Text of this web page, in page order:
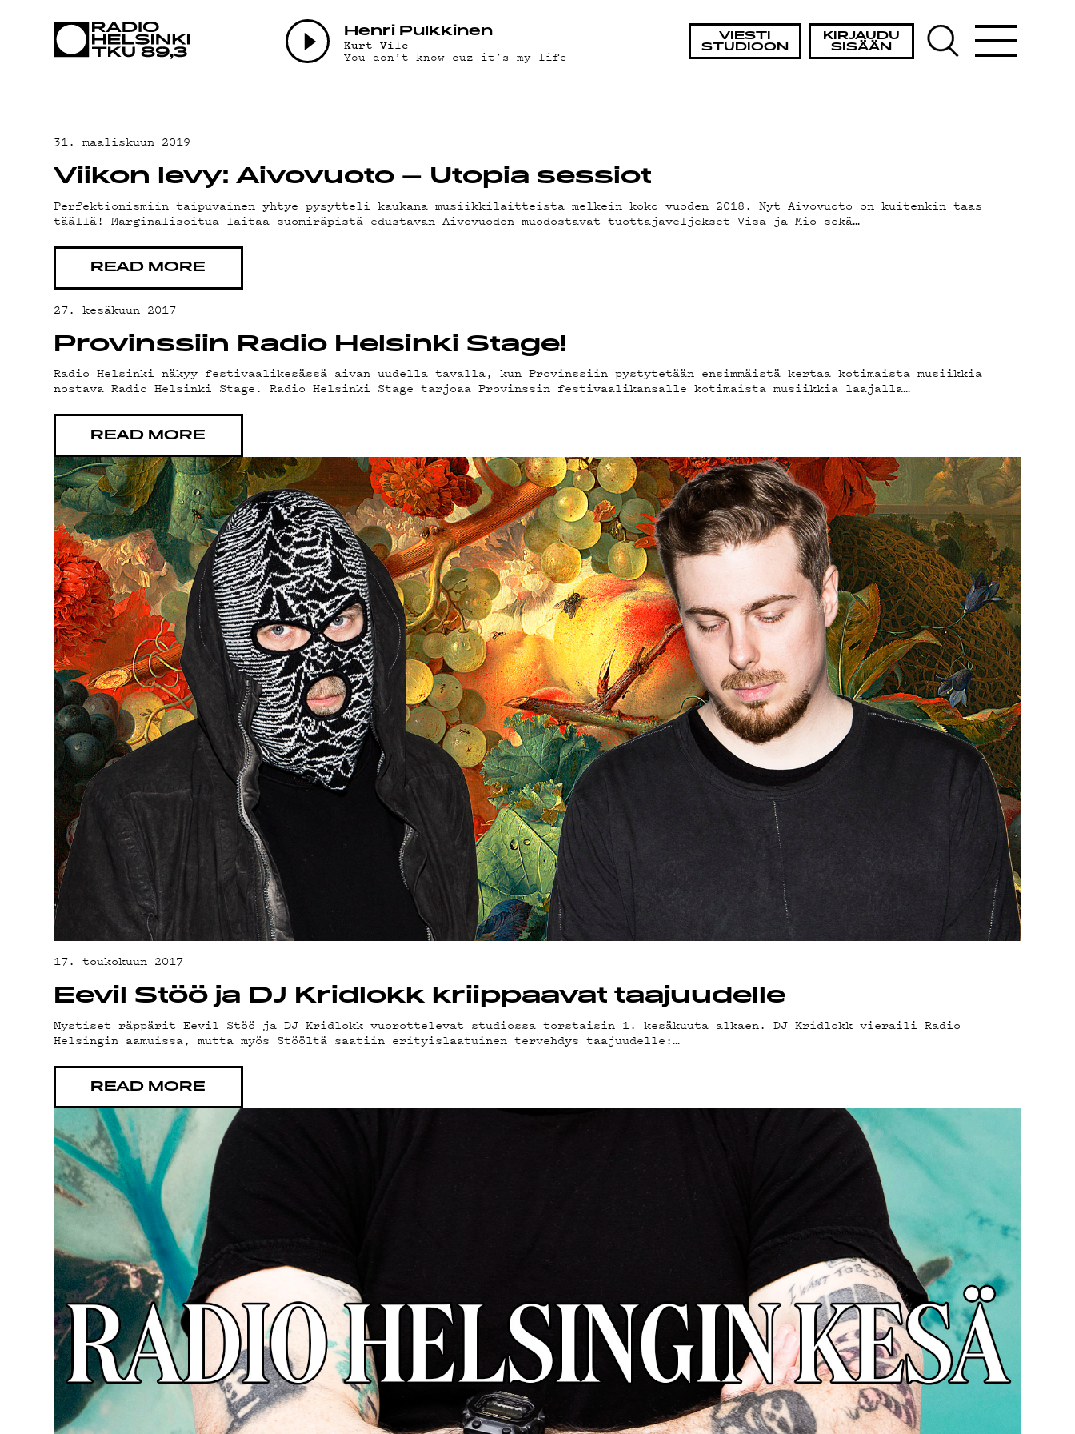
VIESTI
STUDIOON
KIRJAUDU
SISÄÄN
Henri Pulkkinen
Kurt Vile
You don’t know cuz it’s my life
AJANKOHTAISTA
OHJELMAT
TEKIJÄT
ON-DEMAND
PODCAST
MAINOSTA
YHTEYSTIEDOT
G LIVELAB
YSTÄVÄKLUBI
TIETOSUOJA
31. maaliskuun 2019
Viikon levy: Aivovuoto – Utopia sessiot
Perfektionismiin taipuvainen yhtye pysytteli kaukana musiikkilaitteista melkein koko vuoden 2018. Nyt Aivovuoto on kuitenkin taas
täällä! Marginalisoitua laitaa suomiräpistä edustavan Aivovuodon muodostavat tuottajaveljekset Visa ja Mio sekä…
READ MORE
27. kesäkuun 2017
Provinssiin Radio Helsinki Stage!
Radio Helsinki näkyy festivaalikesässä aivan uudella tavalla, kun Provinssiin pystytetään ensimmäistä kertaa kotimaista musiikkia
nostava Radio Helsinki Stage. Radio Helsinki Stage tarjoaa Provinssin festivaalikansalle kotimaista musiikkia laajalla…
READ MORE
17. toukokuun 2017
Eevil Stöö ja DJ Kridlokk kriippaavat taajuudelle
Mystiset räppärit Eevil Stöö ja DJ Kridlokk vuorottelevat studiossa torstaisin 1. kesäkuuta alkaen. DJ Kridlokk vieraili Radio
Helsingin aamuissa, mutta myös Stööltä saatiin erityislaatuinen tervehdys taajuudelle:…
READ MORE